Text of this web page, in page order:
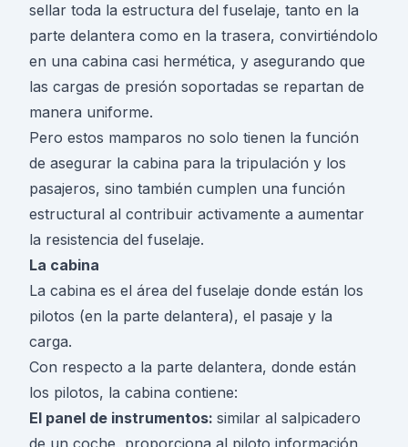
sellar toda la estructura del fuselaje, tanto en la
parte delantera como en la trasera, convirtiéndolo
en una cabina casi hermética, y asegurando que
las cargas de presión soportadas se repartan de
manera uniforme.
Pero estos mamparos no solo tienen la función
de asegurar la cabina para la tripulación y los
pasajeros, sino también cumplen una función
estructural al contribuir activamente a aumentar
la resistencia del fuselaje.
La cabina
La cabina es el área del fuselaje donde están los
pilotos (en la parte delantera), el pasaje y la
carga.
Con respecto a la parte delantera, donde están
los pilotos, la cabina contiene:
El panel de instrumentos: similar al salpicadero
de un coche, proporciona al piloto información